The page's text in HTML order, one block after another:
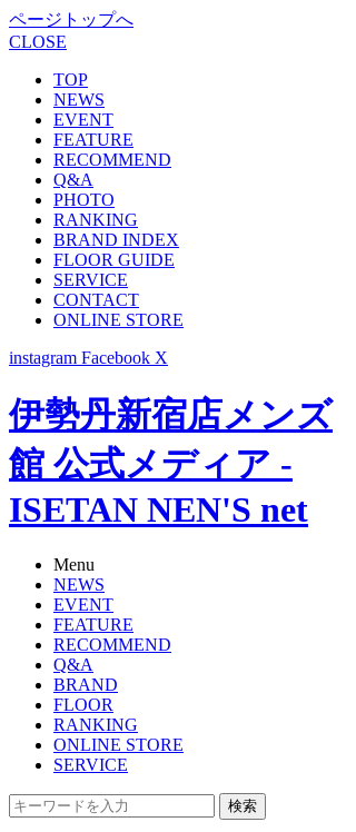
ページトップへ
CLOSE
TOP
NEWS
EVENT
FEATURE
RECOMMEND
Q&A
PHOTO
RANKING
BRAND INDEX
FLOOR GUIDE
SERVICE
CONTACT
ONLINE STORE
instagram Facebook X
伊勢丹新宿店メンズ
館 公式メディア -
ISETAN NEN'S net
Menu
NEWS
EVENT
FEATURE
RECOMMEND
Q&A
BRAND
FLOOR
RANKING
ONLINE STORE
SERVICE
検索